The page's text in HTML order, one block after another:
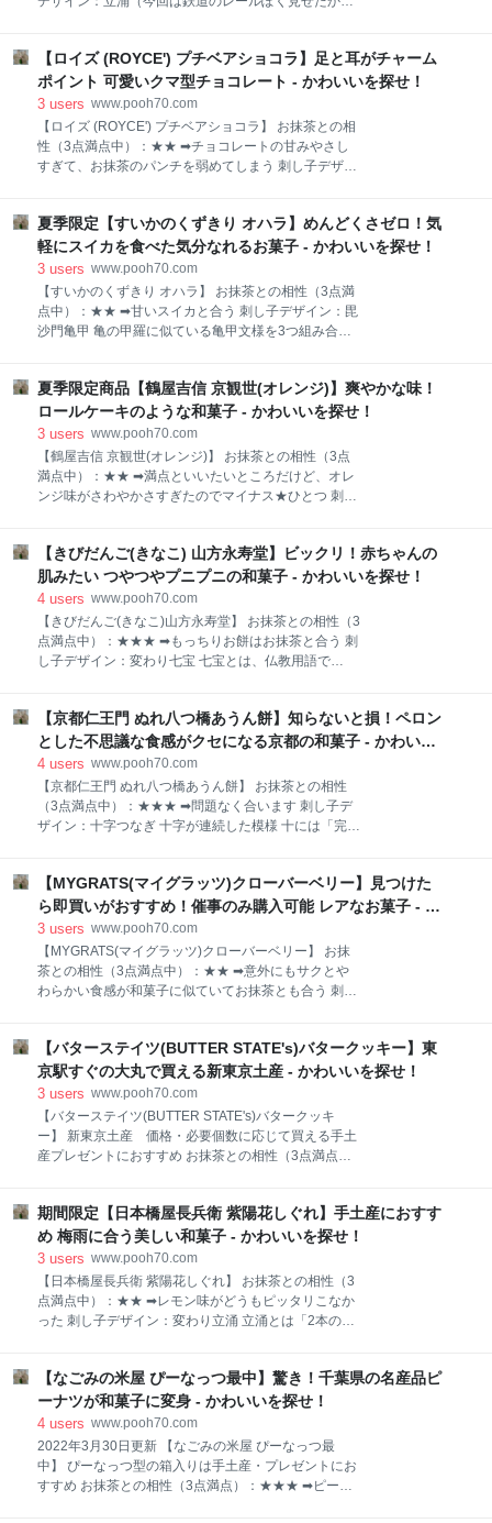
まったわ 茶箱 チョコレートの溶けが気になって、すご
い勢いで食べきったわ やさしい味のチョコレート クロ
ワッサン生地のなかにもたっ
わく”様子や、池や沼から水蒸気が立ち上る様子をデザ
インしたもの 運気を上げる文様として使われている。
【新幹線もなか 大角玉屋】 おすすめポイント ● 東京
駅店限定商品 ● カッコいいパッケージデザイン ●
鉄道好きさんへの手土産・プレゼントにおすすめ ●
見た目だけじゃない！老舗和菓子店の味が楽しめる 新
ボ商品なので、本格的なデザインになっています。 茶
箱 鉄道好きにはもだえるほど嬉しいパッケージよね も
なかの形も新幹線の形をしています。
【ロイズ (ROYCE') プチベアショコラ】足と耳がチャーム
ポイント 可愛いクマ型チョコレート - かわいいを探せ！
3 users www.pooh70.com
【ロイズ (ROYCE') プチベアショコラ】 お抹茶との相
性（3点満点中）：★★ ➡チョコレートの甘みやさし
すぎて、お抹茶のパンチを弱めてしまう 刺し子デザイ
統文様。 【ロイズ (ROYCE') プチベアショコラ】 おす
すめポイント ● 可愛すぎるチョコレート ● 個包
装 配布用菓子や手土産・プレゼントにぴったり ●
たっぷりピスタチオクリーム入り 【ロイズ (ROYCE')
】のチョコレート工場は北海道にあります。 夏でも涼
しく低温という北海道の気候は、チョコレートにとっ
4センチほどで小さめサイズ とっても可愛いクマの形
をしたチョコレートです。 茶箱 毛のふさふさ感がでて
るわ 口元、足
夏季限定【すいかのくずきり オハラ】めんどくさゼロ！気
軽にスイカを食べた気分なれるお菓子 - かわいいを探せ！
3 users www.pooh70.com
【すいかのくずきり オハラ】 お抹茶との相性（3点満
点中）：★★ ➡甘いスイカと合う 刺し子デザイン：毘
沙門亀甲 亀の甲羅に似ている亀甲文様を3つ組み合わ
れた。 亀は長寿吉兆の縁起の良いもの、財宝福徳の神
様である毘沙門天、2重のおめでたい意味がある。
【すいかのくずきり オハラ】 おすすめポイント ● か
わいいパッケージデザイン 手土産・プレゼントにお
すすめ ● つるつるの冷たい和菓子 ● スイカを食べ
た気分になる ● スイカの皮のゴミを心配せず食べら
封フタがあるので安心です。 茶箱 持ち運びするのも怖
くないわ お上品にお皿にうつして食べます。 茶箱 ス
イカ汁も飲めるから、ぜんぶ丸ごとお皿にう
夏季限定商品【鶴屋吉信 京観世(オレンジ)】爽やかな味！
ロールケーキのような和菓子 - かわいいを探せ！
3 users www.pooh70.com
【鶴屋吉信 京観世(オレンジ)】 お抹茶との相性（3点
満点中）：★★ ➡満点といいたいところだけど、オレ
ンジ味がさわやかさすぎたのでマイナス★ひとつ 刺し
できた六角形は、より強力な魔除けの力があるといわ
れる。 また、麻の丈夫さや成長の早さにあやかって子
どもの健やかな成長を願う意味もある。 【鶴屋吉信 京
観世(オレンジ)】 昨年2020年に誕生100周年を迎えた
「京観世」を記念して販売された「京観世 オレンジ」
が、2021年夏の季節限定商品として復活しました。
菓子店の高級感ある商品 和菓子ぽくないオレンジ色の
デザインパッケージ 茶箱 オレンジの絵が可愛いわ し
っかりしたパック入りなので、和菓子
【きびだんご(きなこ) 山方永寿堂】ビックリ！赤ちゃんの
肌みたい つやつやプニプニの和菓子 - かわいいを探せ！
4 users www.pooh70.com
【きびだんご(きなこ)山方永寿堂】 お抹茶との相性（3
点満点中）：★★★ ➡もっちりお餅はお抹茶と合う 刺
し子デザイン：変わり七宝 七宝とは、仏教用語で
円（和）が繋がるデザインで、人と人との和の大切
さ、文様が限りなく続くことで子孫繁栄の意味があ
る。 円形は円満を表すことから、縁起の良い吉祥文様
【きびだんご(きなこ)山方永寿堂】 おすすめポイント
● かわいいパッケージデザイン ● 個包装 配布用菓
子や手土産・プレゼントにぴったり ● つやつやプニ
いの桃太郎がでてきます 箱の側面も要チェックしまし
ょう。 桃太郎のお伴の犬、猿、きじはもちろん、青
鬼、赤鬼すら可愛いです。 茶箱 ちょっと可愛いす
【京都仁王門 ぬれ八つ橋あうん餅】知らないと損！ペロン
とした不思議な食感がクセになる京都の和菓子 - かわいい
を探せ！
4 users www.pooh70.com
【京都仁王門 ぬれ八つ橋あうん餅】 お抹茶との相性
（3点満点中）：★★★ ➡問題なく合います 刺し子デ
ザイン：十字つなぎ 十字が連続した模様 十には「完
橋あうん餅】 おすすめポイント ● ペロンとした不思
議な和菓子 ● 京都の香りがただよう ● 個包装 配
布用菓子・土産にぴったり 1個から購入できます 茶箱
箱いり（5個入・10個入）もあるので手土産にもなる
よ 個包装は配布用菓子にとっても便利 個包装パッケー
ジの渋さからもは、京都の重々しい歴史を感じます。
りこまないように、仁王［におう］（金剛力士［こん
ごうりきし］）の像を左右に安置した門のこと」 よく
みると、仁王門の左右の金剛力士像の口
【MYGRATS(マイグラッツ)クローバーベリー】見つけた
ら即買いがおすすめ！催事のみ購入可能 レアなお菓子 - か
わいいを探せ！
3 users www.pooh70.com
【MYGRATS(マイグラッツ)クローバーベリー】 お抹
茶との相性（3点満点中）：★★ ➡意外にもサクとや
わらかい食感が和菓子に似ていてお抹茶とも合う 刺し
(くさりよろい)にこの表現が使われていたため毘沙門
亀甲と名付けられた。 亀は長寿吉兆の縁起の良いも
の、財宝福徳の神様である毘沙門天、2重のおめでた
い意味があります。 【MYGRATS(マイグラッツ)クロ
ーバーベリー】 おすすめポイント ● 店舗なし 催事
のみで購入できるレアなお菓子 ● ステキな箱入り
かなイラストが描かれています。 赤いストロベリー、
茶色のカカオの実、白いカカオの花、緑色のクローバ
ーなどが描かれていて華やかなデザインです。
【バターステイツ(BUTTER STATE's)バタークッキー】東
京駅すぐの大丸で買える新東京土産 - かわいいを探せ！
3 users www.pooh70.com
【バターステイツ(BUTTER STATE's)バタークッキ
ー】 新東京土産 価格・必要個数に応じて買える手土
産プレゼントにおすすめ お抹茶との相性（3点満点
組み合わせたもの 毘沙門天が着用している鎖鎧(くさ
りよろい)にこの表現が使われていたため毘沙門亀甲と
名付けられた。 亀は長寿吉兆の縁起の良いもの、財宝
福徳の神様である毘沙門天、2重のおめでたい意味が
あります。 【バターステイツ(BUTTER STATE's) バタ
ークッキー】 「バターステイツ」は、「東京ばな奈」
ンさせたお店です。 おすすめポイント ● 2021年4月
オープン 新東京土産にぴったり ● 多数の組み合わせ
あり 手土産やプレゼント
期間限定【日本橋屋長兵衛 紫陽花しぐれ】手土産におすす
め 梅雨に合う美しい和菓子 - かわいいを探せ！
3 users www.pooh70.com
【日本橋屋長兵衛 紫陽花しぐれ】 お抹茶との相性（3
点満点中）：★★ ➡レモン味がどうもピッタリこなか
った 刺し子デザイン：変わり立涌 立涌とは「2本の曲
います。 【日本橋屋長兵衛 紫陽花しぐれ】 おすすめ
ポイント ● 1個216円から買える おうちカフェのお
やつに ● 季節限定品・箱入りあり 手土産やプレゼ
ントにおすすめ ● 梅雨の時季に食べたい美しい和菓
子 パッケージには、美しい紫色の紫陽花が描かれてい
ます。 茶箱 紫色の紫陽花って凛々しい美しさがあるわ
【なごみの米屋 ぴーなっつ最中】驚き！千葉県の名産品ピ
ーナツが和菓子に変身 - かわいいを探せ！
4 users www.pooh70.com
2022年3月30日更新 【なごみの米屋 ぴーなっつ最
中】 ぴーなっつ型の箱入りは手土産・プレゼントにお
すすめ お抹茶との相性（3点満点）：★★★ ➡ピーナ